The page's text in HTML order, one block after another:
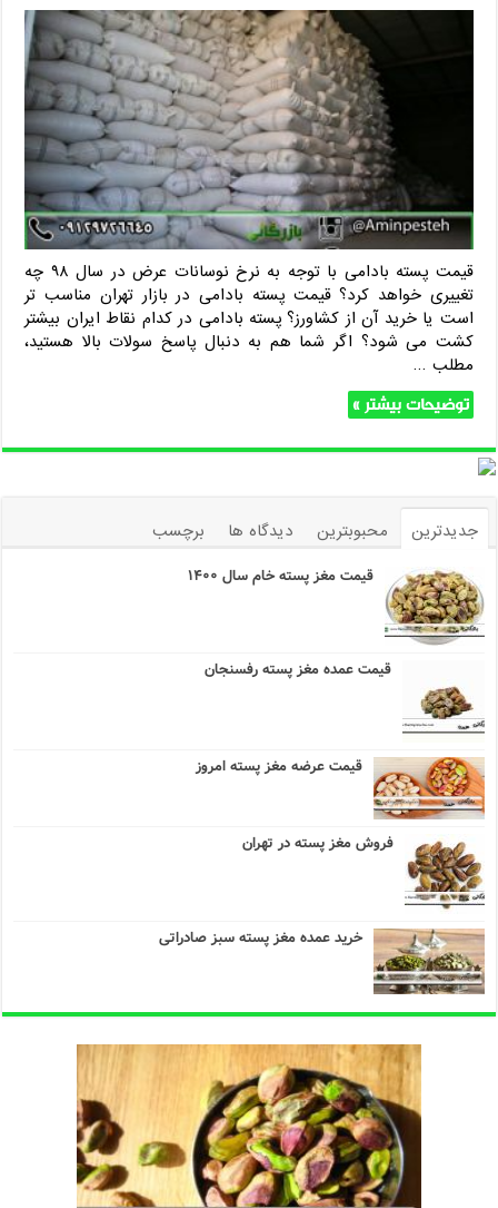
قیمت پسته بادامی با توجه به نرخ نوسانات عرض در سال ۹۸ چه
تغییری خواهد کرد؟ قیمت پسته بادامی در بازار تهران مناسب تر
است یا خرید آن از کشاورز؟ پسته بادامی در کدام نقاط ایران بیشتر
کشت می شود؟ اگر شما هم به دنبال پاسخ سولات بالا هستید،
مطلب …
توضیحات بیشتر »
جدیدترین محبوبترین دیدگاه ها برچسب
قیمت مغز پسته خام سال ۱۴۰۰
قیمت عمده مغز پسته رفسنجان
قیمت عرضه مغز پسته امروز
فروش مغز پسته در تهران
خرید عمده مغز پسته سبز صادراتی